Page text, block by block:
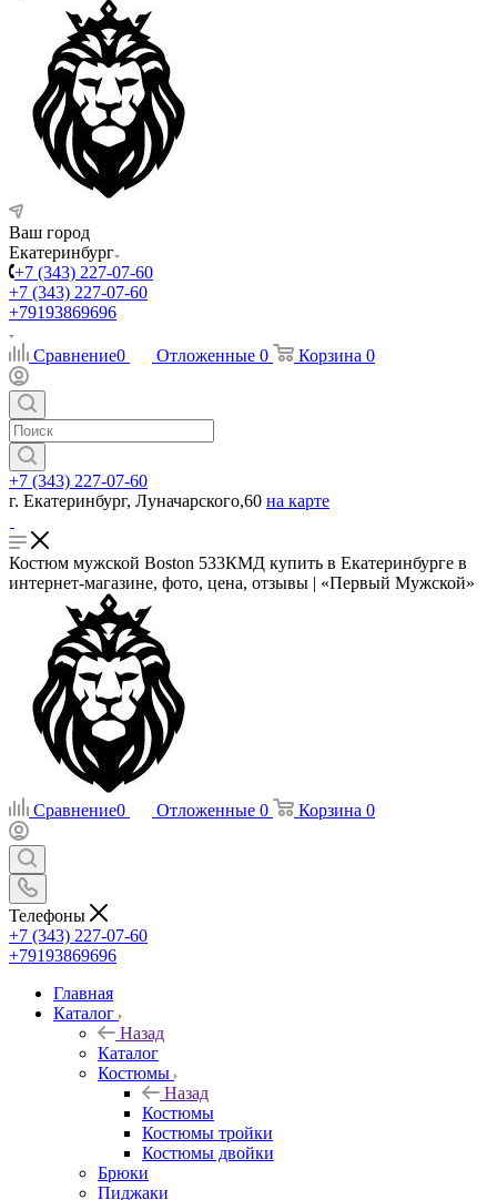
Ваш город
Екатеринбург
+7 (343) 227-07-60
+7 (343) 227-07-60
+79193869696
Сравнение0 Отложенные 0 Корзина 0
+7 (343) 227-07-60
г. Екатеринбург, Луначарского,60 на карте
Костюм мужской Boston 533КМД купить в Екатеринбурге в
интернет-магазине, фото, цена, отзывы | «Первый Мужской»
Сравнение0 Отложенные 0 Корзина 0
Телефоны
+7 (343) 227-07-60
+79193869696
Главная
Каталог
Назад
Каталог
Костюмы
Назад
Костюмы
Костюмы тройки
Костюмы двойки
Брюки
Пиджаки